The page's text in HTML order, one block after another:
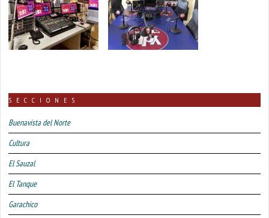
SECCIONES
Buenavista del Norte
Cultura
El Sauzal
El Tanque
Garachico